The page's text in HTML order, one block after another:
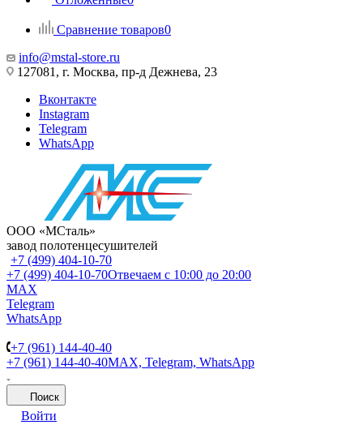
Сравнение товаров0
info@mstal-store.ru
127081, г. Москва, пр-д Дежнева, 23
Вконтакте
Instagram
Telegram
WhatsApp
ООО «МСталь»
завод полотенцесушителей
+7 (499) 404-10-70
+7 (499) 404-10-70Отвечаем с 10:00 до 20:00
MAX
Telegram
WhatsApp
+7 (961) 144-40-40
+7 (961) 144-40-40MAX, Telegram, WhatsApp
Поиск
Войти